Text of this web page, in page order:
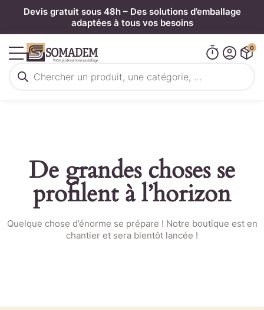
Devis gratuit sous 48h – Des solutions d’emballage
adaptées à tous vos besoins
de
0
De grandes choses se
profilent à l’horizon
Quelque chose d’énorme se prépare ! Notre boutique est en
chantier et sera bientôt lancée !
Panneau de gestion des cookies